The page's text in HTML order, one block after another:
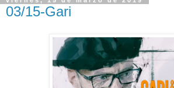
03/15-Gari